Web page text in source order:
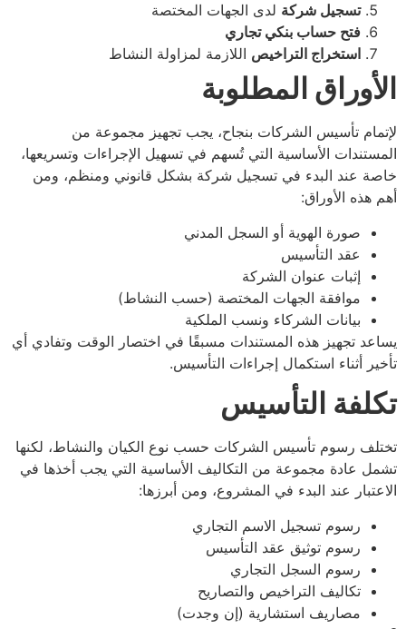
تسجيل شركة لدى الجهات المختصة
فتح حساب بنكي تجاري
استخراج التراخيص اللازمة لمزاولة النشاط
الأوراق المطلوبة
لإتمام تأسيس الشركات بنجاح، يجب تجهيز مجموعة من
المستندات الأساسية التي تُسهم في تسهيل الإجراءات وتسريعها،
خاصة عند البدء في تسجيل شركة بشكل قانوني ومنظم، ومن
أهم هذه الأوراق:
صورة الهوية أو السجل المدني
عقد التأسيس
إثبات عنوان الشركة
موافقة الجهات المختصة (حسب النشاط)
بيانات الشركاء ونسب الملكية
يساعد تجهيز هذه المستندات مسبقًا في اختصار الوقت وتفادي أي
تأخير أثناء استكمال إجراءات التأسيس.
تكلفة التأسيس
تختلف رسوم تأسيس الشركات حسب نوع الكيان والنشاط، لكنها
تشمل عادة مجموعة من التكاليف الأساسية التي يجب أخذها في
الاعتبار عند البدء في المشروع، ومن أبرزها:
رسوم تسجيل الاسم التجاري
رسوم توثيق عقد التأسيس
رسوم السجل التجاري
تكاليف التراخيص والتصاريح
مصاريف استشارية (إن وجدت)